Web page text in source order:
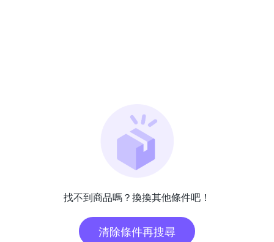
找不到商品嗎？換換其他條件吧！
清除條件再搜尋